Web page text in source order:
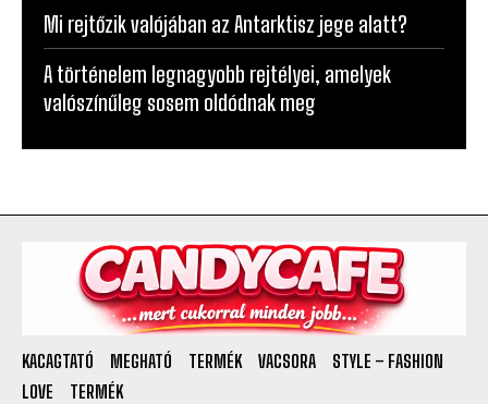
Mi rejtőzik valójában az Antarktisz jege alatt?
A történelem legnagyobb rejtélyei, amelyek
valószínűleg sosem oldódnak meg
KACAGTATÓ MEGHATÓ TERMÉK VACSORA
STYLE – FASHION
LOVE
TERMÉK